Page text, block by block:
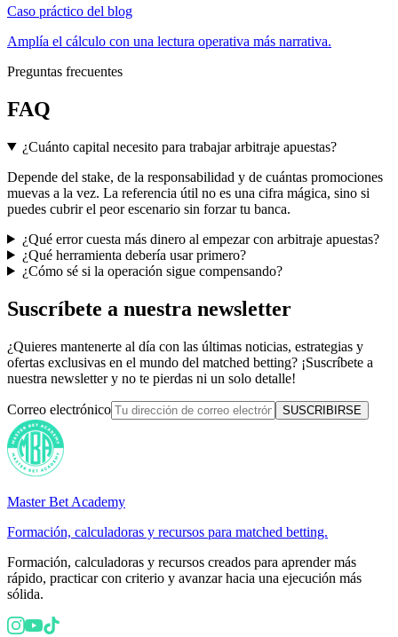
Caso práctico del blog
Amplía el cálculo con una lectura operativa más narrativa.
Preguntas frecuentes
FAQ
¿Cuánto capital necesito para trabajar arbitraje apuestas?
Depende del stake, de la responsabilidad y de cuántas promociones
muevas a la vez. La referencia útil no es una cifra mágica, sino si
puedes cubrir el peor escenario sin forzar tu banca.
¿Qué error cuesta más dinero al empezar con arbitraje apuestas?
¿Qué herramienta debería usar primero?
¿Cómo sé si la operación sigue compensando?
Suscríbete a nuestra newsletter
¿Quieres mantenerte al día con las últimas noticias, estrategias y
ofertas exclusivas en el mundo del matched betting? ¡Suscríbete a
nuestra newsletter y no te pierdas ni un solo detalle!
Correo electrónico SUSCRIBIRSE
Master Bet Academy
Formación, calculadoras y recursos para matched betting.
Formación, calculadoras y recursos creados para aprender más
rápido, practicar con criterio y avanzar hacia una ejecución más
sólida.